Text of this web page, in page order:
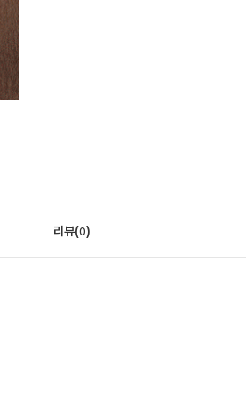
리뷰(0)